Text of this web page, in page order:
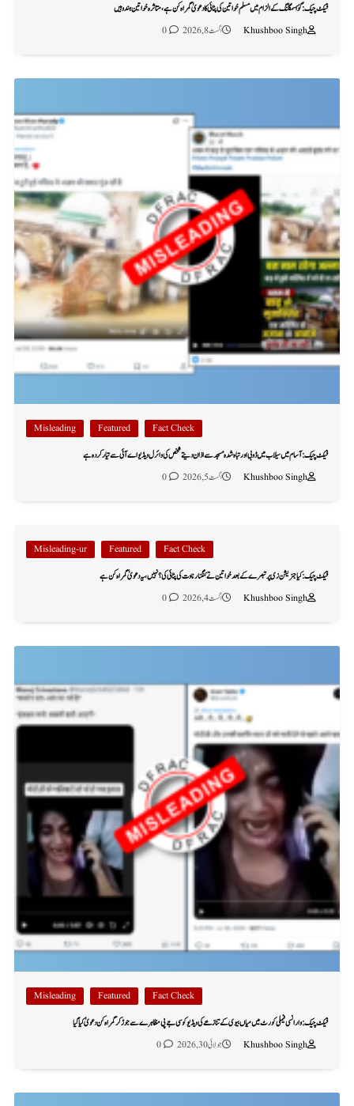
فیکٹ چیک: گؤ اسمگلنگ کے الزام میں مسلم خواتین کی پٹائی کا دعویٰ گمراہ کن ہے، متاثرہ خواتین ہندو ہیں
Khushboo Singh
اگست 8, 2026 0
Fact Check
Featured
Misleading
فیکٹ چیک: آسام میں سیلاب میں ڈوبی اور تباہ شدہ مسجد سے اذان دیتے شخص کی وائرل ویڈیو اے آئی سے تیار کردہ ہے
Khushboo Singh
اگست 5, 2026 0
Fact Check
Featured
Misleading-ur
فیکٹ چیک: کیا جنریشن زی پر تبصرے کے بعد خواتین نے کنگنا رناوت کی پٹائی کی؟ نہیں، یہ دعویٰ گمراہ کن ہے
Khushboo Singh
اگست 4, 2026 0
Fact Check
Featured
Misleading
فیکٹ چیک: وارانسی فیملی کورٹ میں میاں بیوی کے تنازعے کی ویڈیو کو سی جے پی مظاہرے سے جوڑ کر گمراہ کن دعویٰ کیا گیا
Khushboo Singh
جولائی 30, 2026 0